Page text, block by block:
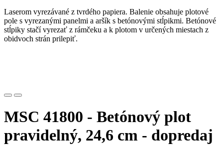
Laserom vyrezávané z tvrdého papiera. Balenie obsahuje plotové
pole s vyrezanými panelmi a aršík s betónovými stĺpikmi. Betónové
stĺpiky stačí vyrezať z rámčeku a k plotom v určených miestach z
obidvoch strán prilepiť.
MSC 41800 - Betónový plot
pravidelný, 24,6 cm - dopredaj